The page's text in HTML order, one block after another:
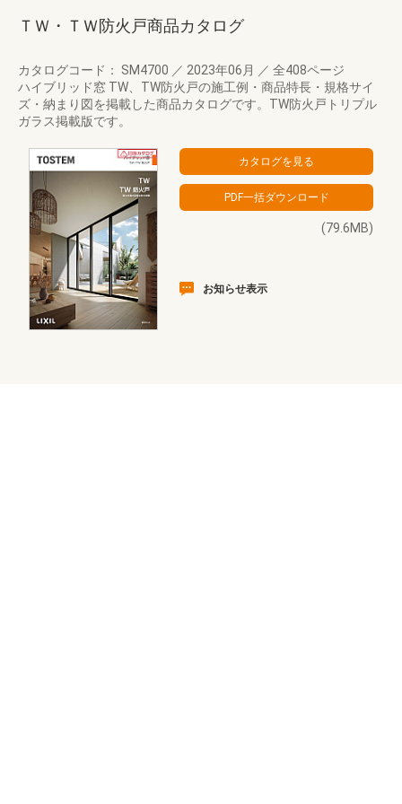
ＴＷ・ＴＷ防火戸商品カタログ
カタログコード： SM4700 ／ 2023年06月 ／ 全408ページ
ハイブリッド窓 TW、TW防火戸の施工例・商品特長・規格サイ
ズ・納まり図を掲載した商品カタログです。TW防火戸トリプル
ガラス掲載版です。
(79.6MB)
お知らせ表示